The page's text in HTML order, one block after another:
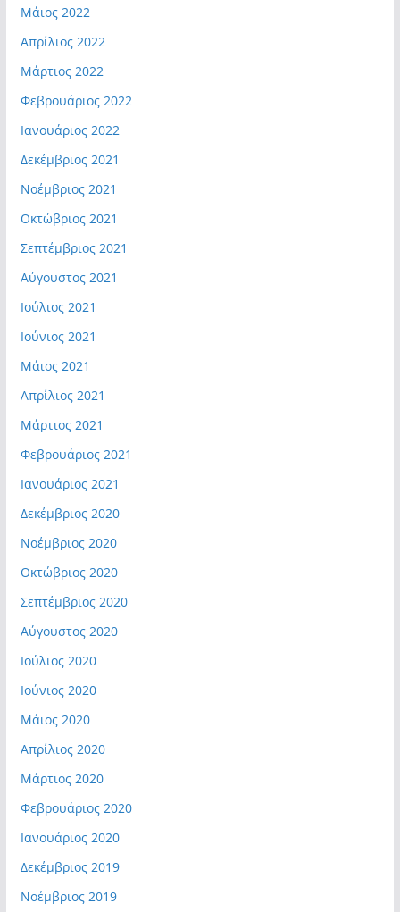
Μάιος 2022
Απρίλιος 2022
Μάρτιος 2022
Φεβρουάριος 2022
Ιανουάριος 2022
Δεκέμβριος 2021
Νοέμβριος 2021
Οκτώβριος 2021
Σεπτέμβριος 2021
Αύγουστος 2021
Ιούλιος 2021
Ιούνιος 2021
Μάιος 2021
Απρίλιος 2021
Μάρτιος 2021
Φεβρουάριος 2021
Ιανουάριος 2021
Δεκέμβριος 2020
Νοέμβριος 2020
Οκτώβριος 2020
Σεπτέμβριος 2020
Αύγουστος 2020
Ιούλιος 2020
Ιούνιος 2020
Μάιος 2020
Απρίλιος 2020
Μάρτιος 2020
Φεβρουάριος 2020
Ιανουάριος 2020
Δεκέμβριος 2019
Νοέμβριος 2019